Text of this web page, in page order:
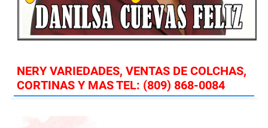
NERY VARIEDADES, VENTAS DE COLCHAS,
CORTINAS Y MAS TEL: (809) 868-0084